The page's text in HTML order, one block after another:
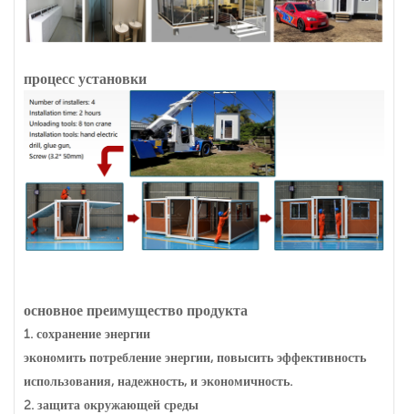
процесс установки
основное преимущество продукта
1. сохранение энергии
экономить потребление энергии, повысить эффективность
использования, надежность, и экономичность.
2. защита окружающей среды